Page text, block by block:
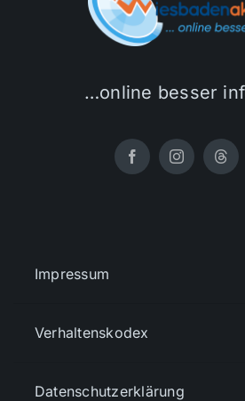
…online besser
Impressum
Verhaltenskodex
Datenschutzerklärung